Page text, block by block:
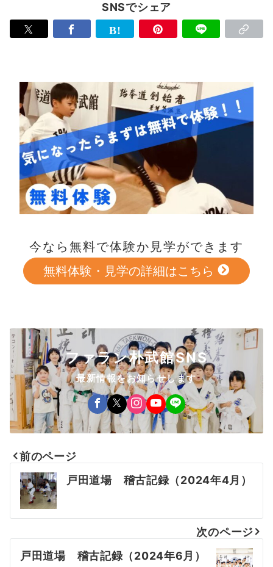
SNSでシェア
今なら無料で体験か見学ができます
無料体験・見学の詳細はこちら
ファラン朴武館SNS
最新情報をお知らせします
投
稿
ナ
ビ
前のページ
戸田道場 稽古記録（2024年4月）
次のページ
戸田道場 稽古記録（2024年6月）